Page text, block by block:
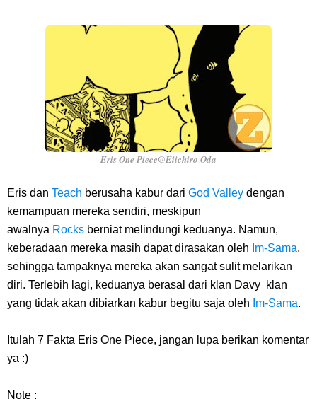
Eris One Piece@Eiichiro Oda
Eris dan Teach berusaha kabur dari God Valley dengan
kemampuan mereka sendiri, meskipun
awalnya Rocks berniat melindungi keduanya. Namun,
keberadaan mereka masih dapat dirasakan oleh Im-Sama,
sehingga tampaknya mereka akan sangat sulit melarikan
diri. Terlebih lagi, keduanya berasal dari klan Davy klan
yang tidak akan dibiarkan kabur begitu saja oleh Im-Sama.
Itulah 7 Fakta Eris One Piece, jangan lupa berikan komentar
ya :)
Note :